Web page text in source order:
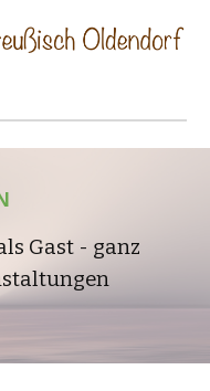
Gast - ganz